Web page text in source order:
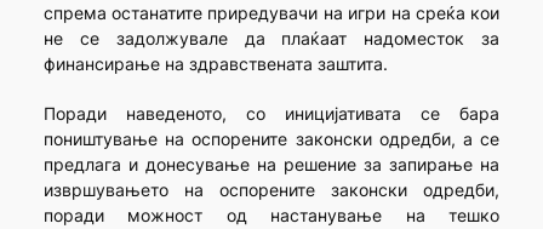
спрема останатите приредувачи на игри на среќа кои
не се задолжувале да плаќаат надоместок за
финансирање на здравствената заштита.
Поради наведеното, со иницијативата се бара
поништување на оспорените законски одредби, а се
предлага и донесување на решение за запирање на
извршувањето на оспорените законски одредби,
поради можност од настанување на тешко